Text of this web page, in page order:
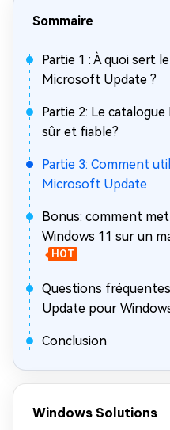
Sommaire
Partie 1 : À quoi sert
Microsoft Update ?
Partie 2: Le
sûr et fiable?
Partie 3: Comment
Microsoft Update
Bonus: comment
Windows 11 sur un
HOT
Questions
Update pour
Conclusion
Windows Solutions